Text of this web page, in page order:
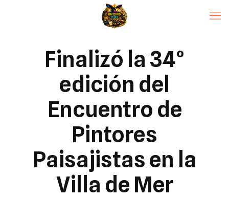
Finalizó la 34°
edición del
Encuentro de
Pintores
Paisajistas en la
Villa de Mer